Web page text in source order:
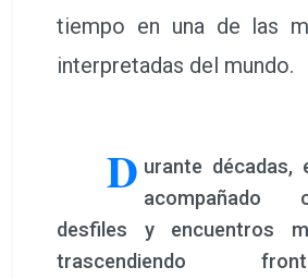
en una propuesta
espíritu de la fiesta.
saldó con una acogida
parte de los asistentes,
en destacar la originalidad
su capacidad para